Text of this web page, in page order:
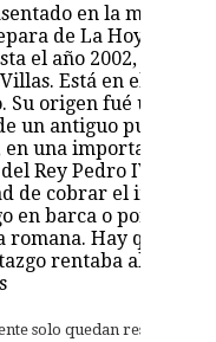
en la margen
de La Hoya de
el año 2002, que
Está en el
Su origen fué un
un antiguo puente
en una importante Vía
Rey Pedro IV quien
de cobrar el
en barca o por el
romana. Hay que
rentaba al
solo quedan restos en el